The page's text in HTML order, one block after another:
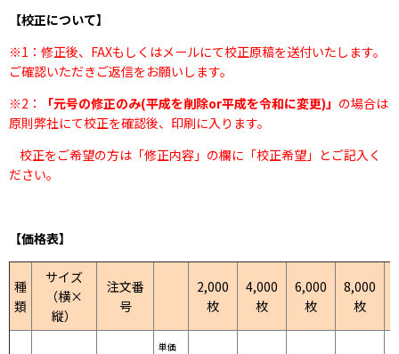
【校正について】
※1：修正後、FAXもしくはメールにて校正原稿を送付いたします。
ご確認いただきご返信をお願いします。
※2：
「元号の修正のみ(平成を削除or平成を令和に変更)」 の場合は
原則弊社にて校正を確認後、印刷に入ります。
校正をご希望の方は「修正内容」の欄に「校正希望」とご記入く
ださい。
【価格表】
種
類
サイズ
（横×
縦）
注文番
号
2,000
枚
4,000
枚
6,000
枚
8,000
枚
単価